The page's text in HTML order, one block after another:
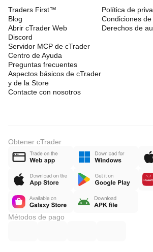
Traders First™
Blog
Abrir cTrader Web
Discord
Servidor MCP de cTrader
Centro de Ayuda
Preguntas frecuentes
Aspectos básicos de cTrader
y de la Store
Contacte con nosotros
Política de
Condiciones de
Derechos de
Obtener cTrader
Métodos de pago